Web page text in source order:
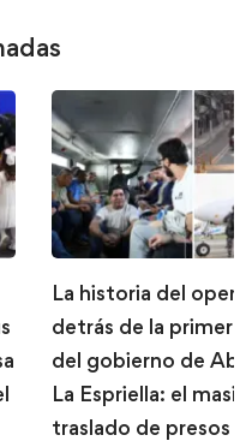
La historia del
detrás de la primera
del gobierno de
La Espriella: el
traslado de presos